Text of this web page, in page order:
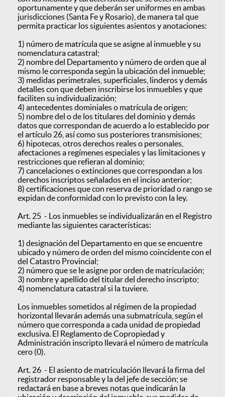
oportunamente y que deberán ser uniformes en ambas
jurisdicciones (Santa Fe y Rosario), de manera tal que
permita practicar los siguientes asientos y anotaciones:
1) número de matrícula que se asigne al inmueble y su
nomenclatura catastral;
2) nombre del Departamento y número de orden que al
mismo le corresponda según la ubicación del inmueble;
3) medidas perimetrales, superficiales, linderos y demás
detalles con que deben inscribirse los inmuebles y que
faciliten su individualización;
4) antecedentes dominiales o matrícula de origen;
5) nombre del o de los titulares del dominio y demás
datos que correspondan de acuerdo a lo establecido por
el artículo 26, así como sus posteriores transmisiones;
6) hipotecas, otros derechos reales o personales,
afectaciones a regímenes especiales y las limitaciones y
restricciones que refieran al dominio;
7) cancelaciones o extinciones que correspondan a los
derechos inscriptos señalados en el inciso anterior;
8) certificaciones que con reserva de prioridad o rango se
expidan de conformidad con lo previsto con la ley.
Art. 25 - Los inmuebles se individualizarán en el Registro
mediante las siguientes características:
1) designación del Departamento en que se encuentre
ubicado y número de orden del mismo coincidente con el
del Catastro Provincial;
2) número que se le asigne por orden de matriculación;
3) nombre y apellido del titular del derecho inscripto;
4) nomenclatura catastral si la tuviere.
Los inmuebles sometidos al régimen de la propiedad
horizontal llevarán además una submatrícula, según el
número que corresponda a cada unidad de propiedad
exclusiva. El Reglamento de Copropiedad y
Administración inscripto llevará el número de matrícula
cero (0).
Art. 26 - El asiento de matriculación llevará la firma del
registrador responsable y la del jefe de sección; se
redactará en base a breves notas que indicarán la